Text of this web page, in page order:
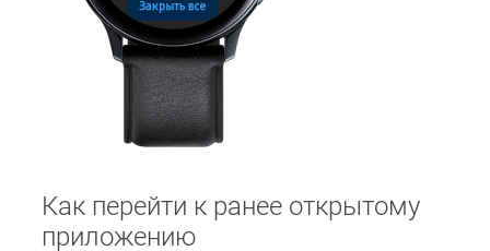
Как перейти к ранее открытому
приложению